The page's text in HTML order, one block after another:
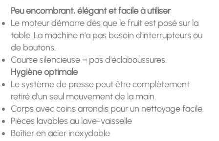
Peu encombrant, élégant et facile à utiliser
Le moteur démarre dès que le fruit est posé sur la
table. La machine n'a pas besoin d'interrupteurs ou
de boutons.
Course silencieuse = pas d'éclaboussures.
Hygiène optimale
Le système de presse peut être complètement
retiré d'un seul mouvement de la main.
Corps avec coins arrondis pour un nettoyage facile.
Pièces lavables au lave-vaisselle
Boîtier en acier inoxydable